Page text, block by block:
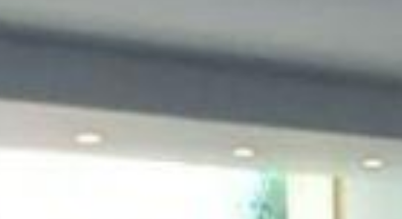
pelos 297 m² e pelo padrão dos acabamentos: 4 quartos, sendo 2 suítes com sacada,
e sala de jogos à experiência de morar no Centro.